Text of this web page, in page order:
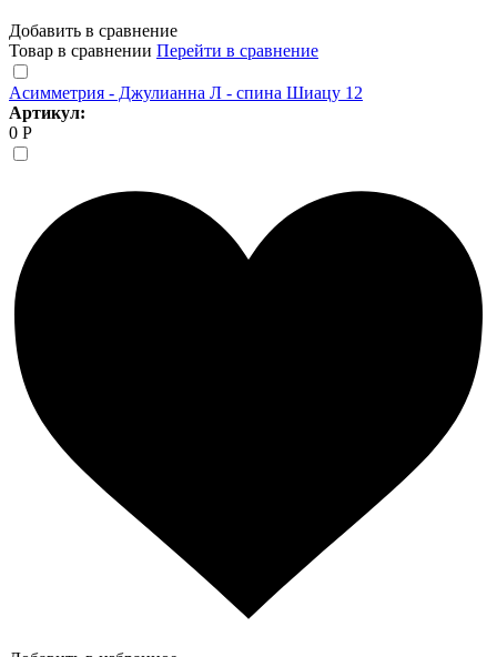
Добавить в сравнение
Товар в сравнении Перейти в сравнение
Асимметрия - Джулианна Л - спина Шиацу 12
Артикул:
0 Р